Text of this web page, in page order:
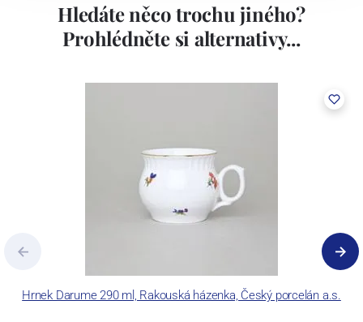
Hledáte něco trochu jiného?
Prohlédněte si alternativy...
Hrnek Darume 290 ml, Rakouská házenka, Český porcelán a.s.